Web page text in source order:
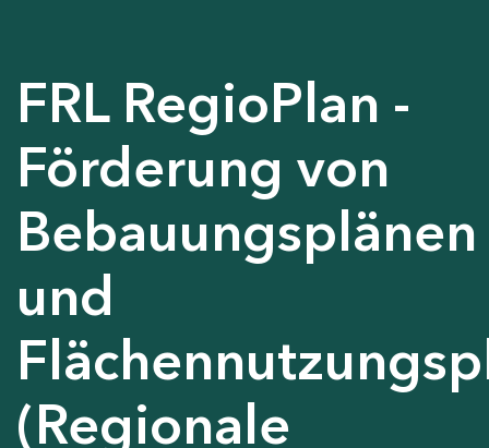
FRL RegioPlan -
Förderung von
Bebauungsplänen
und
(Regionale